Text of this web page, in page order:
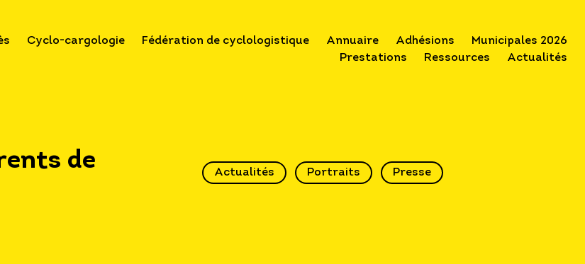
Cyclo-cargologie Fédération de cyclologistique Annuaire Adhésions
Municipales 2026
Prestations
Ressources Actualités
de
Actualités Portraits Presse